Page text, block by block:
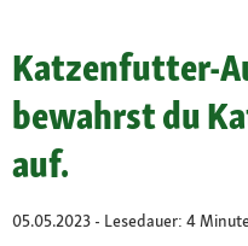
Katzenfutter-
bewahrst du
auf.
05.05.2023 - Lesedauer: 4